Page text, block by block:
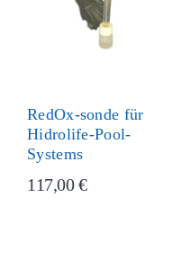
RedOx-sonde für
Hidrolife-Pool-
Systems
117,00 €